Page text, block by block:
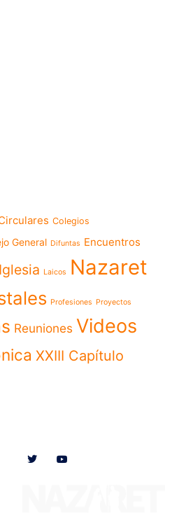
Colegios
General Difuntas Encuentros
Iglesia Laicos
Nazaret
Profesiones Proyectos
Reuniones Videos
XXIII Capítulo